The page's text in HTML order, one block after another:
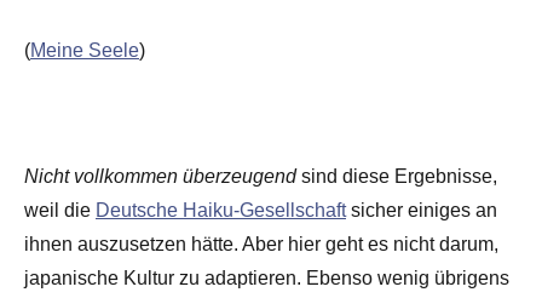
(Meine Seele)
Nicht vollkommen überzeugendsind diese Ergebnisse,
weil die Deutsche Haiku-Gesellschaftsicher einiges an
ihnen auszusetzen hätte. Aber hier geht es nicht darum,
japanische Kultur zu adaptieren. Ebenso wenig übrigens